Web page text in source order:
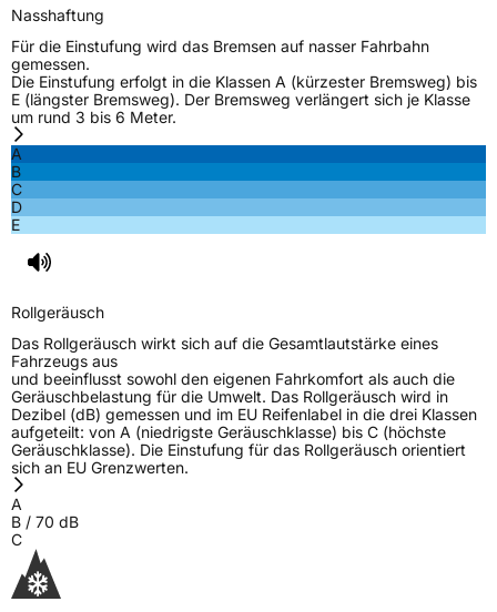
Nasshaftung
Für die Einstufung wird das Bremsen auf nasser Fahrbahn
gemessen.
Die Einstufung erfolgt in die Klassen A (kürzester Bremsweg) bis
E (längster Bremsweg). Der Bremsweg verlängert sich je Klasse
um rund 3 bis 6 Meter.
A
B
C
D
E
Rollgeräusch
Das Rollgeräusch wirkt sich auf die Gesamtlautstärke eines
Fahrzeugs aus
und beeinflusst sowohl den eigenen Fahrkomfort als auch die
Geräuschbelastung für die Umwelt. Das Rollgeräusch wird in
Dezibel (dB) gemessen und im EU Reifenlabel in die drei Klassen
aufgeteilt: von A (niedrigste Geräuschklasse) bis C (höchste
Geräuschklasse). Die Einstufung für das Rollgeräusch orientiert
sich an EU Grenzwerten.
A
B / 70 dB
C